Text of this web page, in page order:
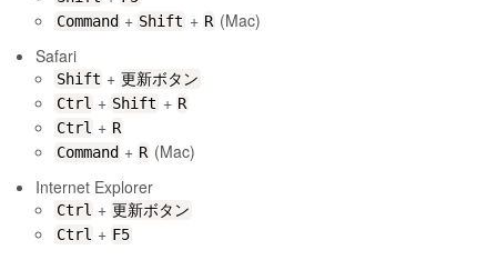
Command + Shift + R (Mac)
Safari
Shift + 更新ボタン
Ctrl + Shift + R
Ctrl + R
Command + R (Mac)
Internet Explorer
Ctrl + 更新ボタン
Ctrl + F5